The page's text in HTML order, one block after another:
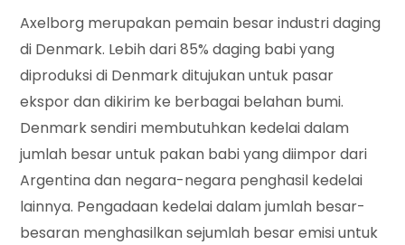
Axelborg merupakan pemain besar industri daging
di Denmark. Lebih dari 85% daging babi yang
diproduksi di Denmark ditujukan untuk pasar
ekspor dan dikirim ke berbagai belahan bumi.
Denmark sendiri membutuhkan kedelai dalam
jumlah besar untuk pakan babi yang diimpor dari
Argentina dan negara-negara penghasil kedelai
lainnya. Pengadaan kedelai dalam jumlah besar-
besaran menghasilkan sejumlah besar emisi untuk